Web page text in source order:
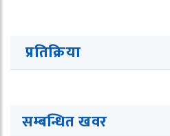
प्रतिक्रिया
सम्बन्धित खवर